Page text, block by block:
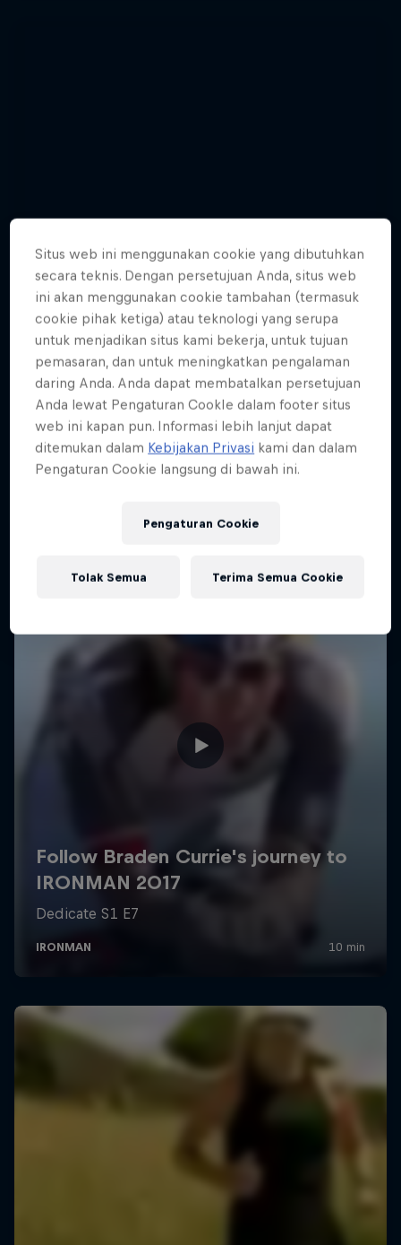
Matt Poole - Best Pictures
6 Photos
TRIATHLON
Situs web ini menggunakan cookie yang dibutuhkan
secara teknis. Dengan persetujuan Anda, situs web
ini akan menggunakan cookie tambahan (termasuk
cookie pihak ketiga) atau teknologi yang serupa
untuk menjadikan situs kami bekerja, untuk tujuan
pemasaran, dan untuk meningkatkan pengalaman
daring Anda. Anda dapat membatalkan persetujuan
Anda lewat Pengaturan CookIe dalam footer situs
web ini kapan pun. Informasi lebih lanjut dapat
ditemukan dalam Kebijakan Privasi kami dan dalam
Pengaturan Cookie langsung di bawah ini.
Pengaturan Cookie
Tolak Semua Terima Semua Cookie